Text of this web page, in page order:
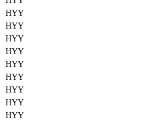
HYY
HYY
HYY
HYY
HYY
HYY
HYY
HYY
HYY